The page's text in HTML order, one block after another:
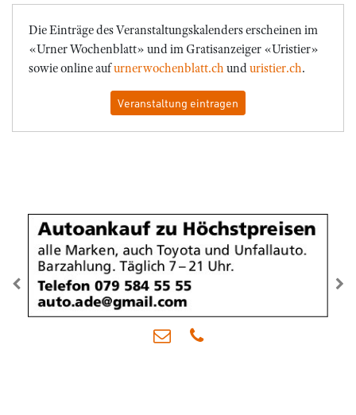
Die Einträge des Veranstaltungskalenders erscheinen im
«Urner Wochenblatt» und im Gratisanzeiger «Uristier»
sowie online aufurnerwochenblatt.ch unduristier.ch.
Veranstaltung eintragen
zurück